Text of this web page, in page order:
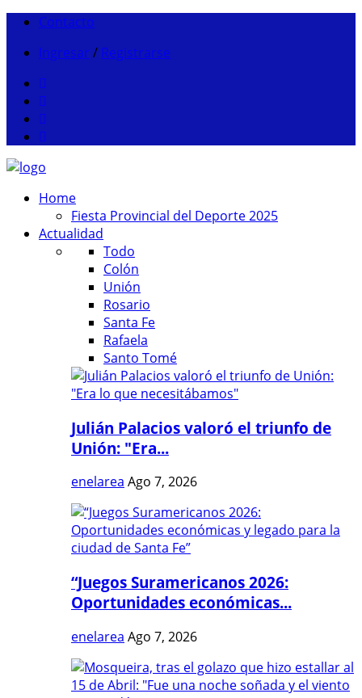
Contacto
Ingresar / Registrarse
Home
Fiesta Provincial del Deporte 2025
Actualidad
Todo
Colón
Unión
Rosario
Santa Fe
Rafaela
Santo Tomé
Julián Palacios valoró el triunfo de
Unión: "Era...
enelarea Ago 7, 2026
“Juegos Suramericanos 2026:
Oportunidades económicas...
enelarea Ago 7, 2026